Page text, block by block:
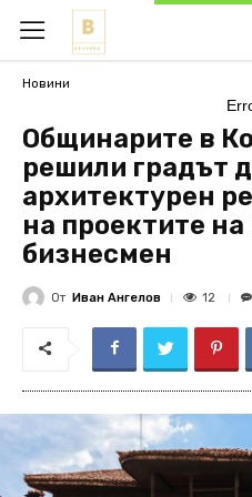
Новини
Общинарите в
решили градът
архитектурен
на проектите
бизнесмен
От Иван Ангелов 12